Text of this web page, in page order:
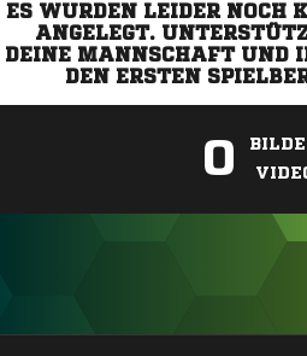
ES WURDEN LEIDER NOCH
ANGELEGT.
DEINE MANNSCHAFT UND
DEN ERSTEN
0